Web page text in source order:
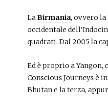
LaBirmania, ovvero la
occidentale
quadrati. Dal 2005 la
Ed è proprio a Yangon,
Conscious Journeys è
Bhutan e la terza,